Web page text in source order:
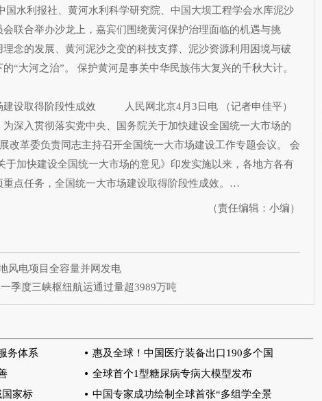
国水利报社、黄河水利科学研究院、中国大坝工程学会水库泥沙
联合举办沙龙上，嘉宾们围绕黄河保护治理面临的机遇与挑
念的发展、黄河泥沙之变的科技支撑、泥沙资源利用困境与破
“大河之治”。 保护黄河是事关中华民族伟大复兴的千秋大计。
建设取得阶段性成效
人民网北京4月3日电 （记者申佳平）
深入贯彻落实党中央、国务院关于加快建设全国统一大市场的
改革委负责同志主持召开全国统一大市场建设工作专题会议。 会
于加快建设全国统一大市场的意见》印发实施以来，各地方各有
重点任务，全国统一大市场建设取得阶段性成效。…
（责任编辑：小编）
风电项目全容量并网发电
季度三峡枢纽航运通过量超3989万吨
务体系
惠及全球！中国医疗装备出口190多个国
全球首个1型糖尿病专病大模型发布
国家标
中国专家成功绘制全球首张“多组学全景